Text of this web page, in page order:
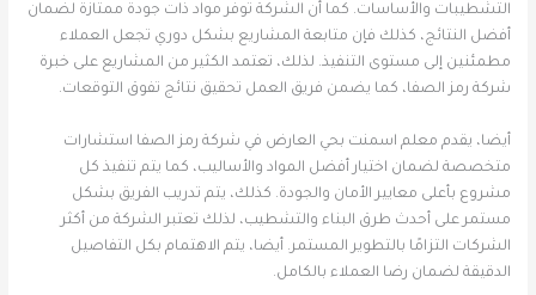
التشطيبات والأساسات. كما أن الشركة توفر مواد ذات جودة ممتازة لضمان
أفضل النتائج، كذلك فإن متابعة المشاريع بشكل دوري تجعل العملاء
مطمئنين إلى مستوى التنفيذ. لذلك، تعتمد الكثير من المشاريع على خبرة
شركة رمز الصفا، كما يضمن فريق العمل تحقيق نتائج تفوق التوقعات.
أيضا، يقدم معلم اسمنت بحي العارض في شركة رمز الصفا استشارات
متخصصة لضمان اختيار أفضل المواد والأساليب، كما يتم تنفيذ كل
مشروع بأعلى معايير الأمان والجودة. كذلك، يتم تدريب الفريق بشكل
مستمر على أحدث طرق البناء والتشطيب، لذلك تعتبر الشركة من أكثر
الشركات التزامًا بالتطوير المستمر. أيضا، يتم الاهتمام بكل التفاصيل
الدقيقة لضمان رضا العملاء بالكامل.